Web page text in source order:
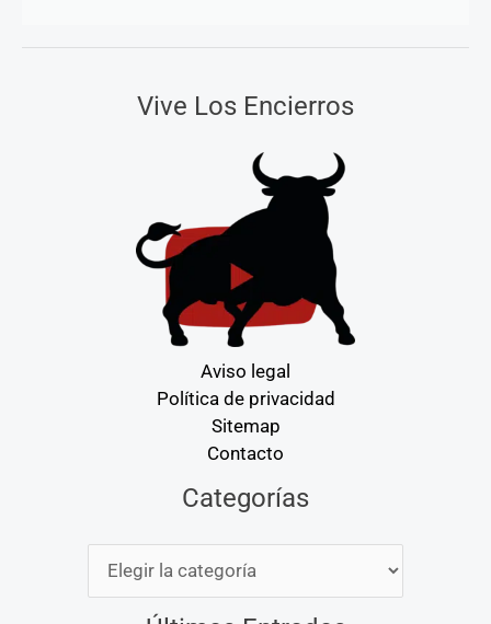
Vive Los Encierros
Aviso legal
Política de privacidad
Sitemap
Contacto
Categorías